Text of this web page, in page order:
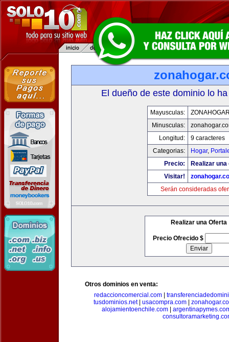
El dueño de este dominio lo
Mayusculas:
Minusculas:
Longitud:
9 caracteres
Categorias:
Hogar,
Precio:
Realizar
Visitar!
Serán consideradas
Realizar una Oferta
Precio Ofrecido $
Otros dominios en venta:
redaccioncomercial.com
tusdominios.net| usacompra.com|
alojamientoenchile.com